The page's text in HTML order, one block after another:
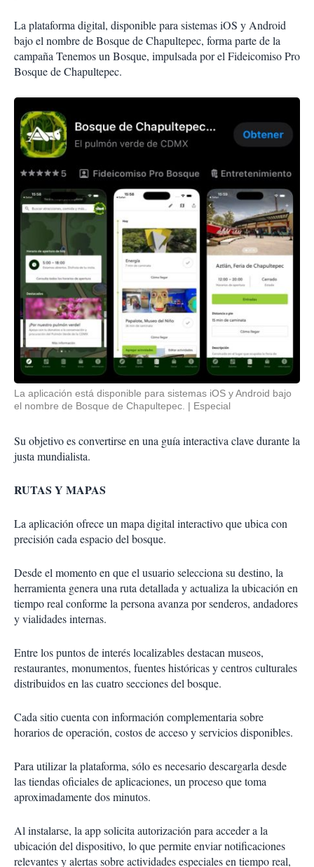
La plataforma digital, disponible para sistemas iOS y Android
bajo el nombre de Bosque de Chapultepec, forma parte de la
campaña Tenemos un Bosque, impulsada por el Fideicomiso Pro
Bosque de Chapultepec.
La aplicación está disponible para sistemas iOS y Android bajo
el nombre de Bosque de Chapultepec.
Especial
Su objetivo es convertirse en una guía interactiva clave durante la
justa mundialista.
RUTAS Y MAPAS
La aplicación ofrece un mapa digital interactivo que ubica con
precisión cada espacio del bosque.
Desde el momento en que el usuario selecciona su destino, la
herramienta genera una ruta detallada y actualiza la ubicación en
tiempo real conforme la persona avanza por senderos, andadores
y vialidades internas.
Entre los puntos de interés localizables destacan museos,
restaurantes, monumentos, fuentes históricas y centros culturales
distribuidos en las cuatro secciones del bosque.
Cada sitio cuenta con información complementaria sobre
horarios de operación, costos de acceso y servicios disponibles.
Para utilizar la plataforma, sólo es necesario descargarla desde
las tiendas oficiales de aplicaciones, un proceso que toma
aproximadamente dos minutos.
Al instalarse, la app solicita autorización para acceder a la
ubicación del dispositivo, lo que permite enviar notificaciones
relevantes y alertas sobre actividades especiales en tiempo real,